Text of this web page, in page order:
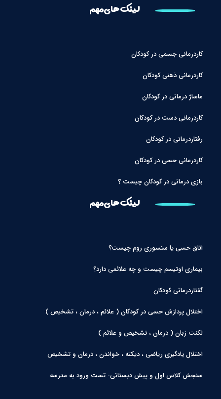
لینک های مهم
کاردرمانی جسمی در کودکان
کاردرمانی ذهنی کودکان
ماساژ درمانی در کودکان
کاردرمانی دست در کودکان
رفتاردرمانی در کودکان
کاردرمانی حسی در کودکان
بازی درمانی در کودکان چیست ؟
لینک های مهم
اتاق حسی یا سنسوری روم چیست؟
بیماری اوتیسم چیست و چه علائمی دارد؟
گفتاردرمانی کودکان
اختلال پردازش حسی در کودکان ( علائم ، درمان ، تشخیص )
لکنت زبان ( درمان ، تشخیص و علائم )
اختلال یادگیری ریاضی ، دیکته ، خواندن ، درمان و تشخیص
سنجش کلاس اول و پیش دبستانی- تست ورود به مدرسه